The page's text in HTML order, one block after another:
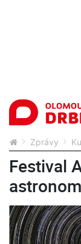
Zprávy
Festival